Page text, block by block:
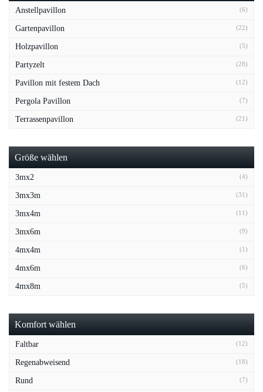
Anstellpavillon (6)
Gartenpavillon (22)
Holzpavillon (5)
Partyzelt (28)
Pavillon mit festem Dach (12)
Pergola Pavillon (7)
Terrassenpavillon (21)
Größe wählen
3mx2 (4)
3mx3m (31)
3mx4m (11)
3mx6m (9)
4mx4m (1)
4mx6m (6)
4mx8m (5)
Komfort wählen
Faltbar (12)
Regenabweisend (18)
Rund (7)